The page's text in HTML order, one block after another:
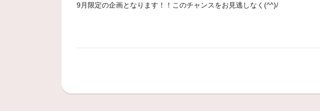
9月限定の企画となります！！このチャンスをお見逃しなく(^^)/